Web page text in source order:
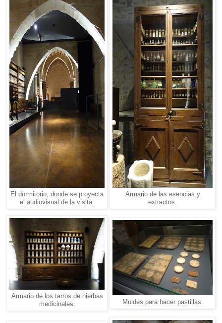
El dormitorio, donde se proyecta
el audiovisual de la visita.
Armario de las esencias y
extractos.
Armario de los tarros de hierbas
medicinales.
Moldes para hacer pastillas.